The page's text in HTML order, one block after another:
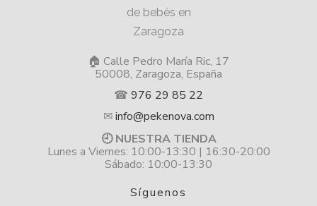
🏠 Calle Pedro María Ric, 17
50008, Zaragoza, España
☎ 976 29 85 22
✉info@pekenova.com
🕘 NUESTRA TIENDA
Lunes a Viernes: 10:00-13:30 | 16:30-20:00
Sábado: 10:00-13:30
Síguenos